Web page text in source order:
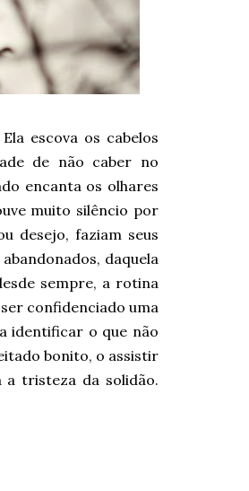
escova os cabelos
de não caber no
encanta os olhares
muito silêncio por
desejo, faziam seus
daquela
sempre, a rotina
confidenciado uma
identificar o que não
bonito, o assistir
a tristeza da solidão.